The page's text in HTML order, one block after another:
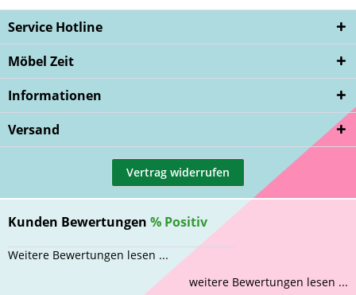
Service Hotline
Möbel Zeit
Informationen
Versand
Vertrag widerrufen
Kunden Bewertungen % Positiv
Weitere Bewertungen lesen ...
weitere Bewertungen lesen ...